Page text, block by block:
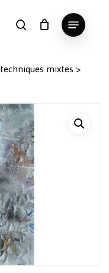
search
Menu
Fermer
le
techniques mixtes >
Close